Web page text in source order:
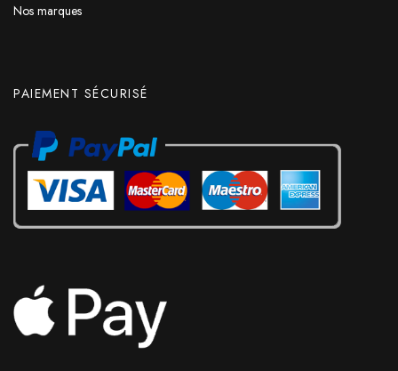
Nos marques
PAIEMENT SÉCURISÉ